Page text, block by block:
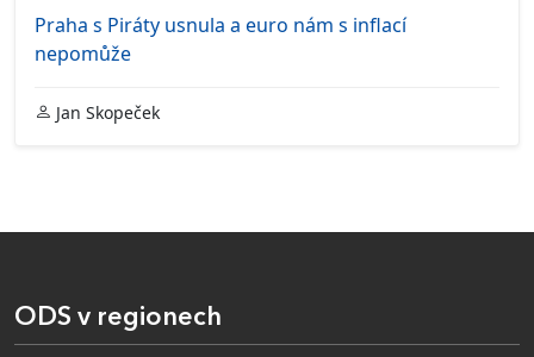
Praha s Piráty usnula a euro nám s inflací
nepomůže
Jan Skopeček
ODS v regionech